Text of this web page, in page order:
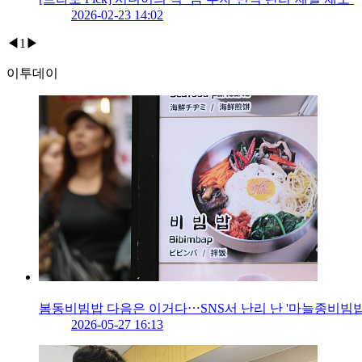
2026-02-23 14:02
◀ 1 ▶
이투데이
봄동비빔밥 다음은 이거다⋯SNS서 난리 난 '마늘종비빔
2026-05-27 16:13